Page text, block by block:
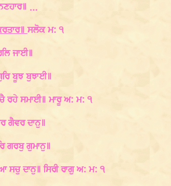
…
ਸਲੋਕ ਮ: ੧
ਜਾਈ॥
ਬੂਝ ਬੁਝਾਈ॥
ਰਹੇ ਸਮਾਈ॥ ਮਾਰੂ ਅ: ਮ: ੧
ਗੈਵਰ ਦਾਨੁ॥
ਗਰਬੁ ਗੁਮਾਨੁ॥
ਸਚੁ ਦਾਨੁ॥ ਸਿਰੀ ਰਾਗੁ ਅ: ਮ: ੧